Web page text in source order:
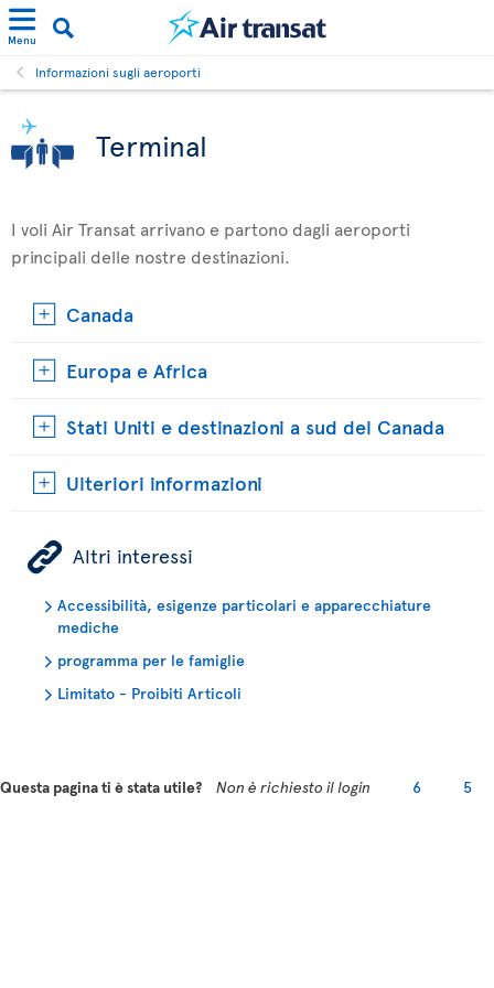
Menu
Informazioni sugli aeroporti
Terminal
I voli Air Transat arrivano e partono dagli aeroporti
principali delle nostre destinazioni.
Canada
Europa e Africa
Stati Uniti e destinazioni a sud del Canada
Ulteriori informazioni
ÿ Altri interessi
Accessibilità, esigenze particolari e apparecchiature
mediche
programma per le famiglie
Limitato - Proibiti Articoli
Questa pagina ti è stata utile? Non è richiesto il login 6 5